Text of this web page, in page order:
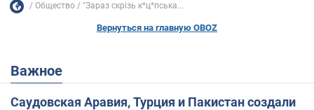
Общество "Зараз скрізь к*ц*пська...
Вернуться на главную OBOZ
Важное
Саудовская Аравия, Турция и Пакистан создали